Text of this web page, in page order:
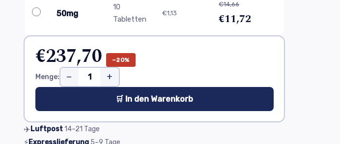
50mg
10
Tabletten
€1,13
€14,66
€11,72
€237,70 −20%
Menge: − +
🛒 In den Warenkorb
✈️Luftpost14–21 Tage
Expresslieferung 5–9 Tage